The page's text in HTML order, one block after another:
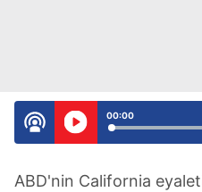
00:00
ABD'nin California